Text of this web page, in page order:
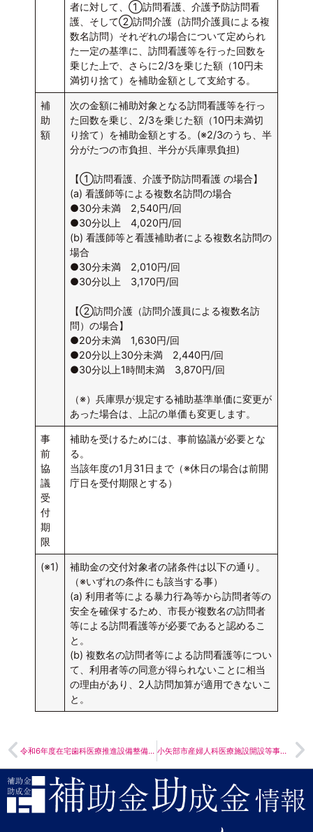
者に対して、①訪問看護、介護予防訪問看
護、そして②訪問介護（訪問介護員による複
数名訪問）それぞれの場合について定められ
た一定の基準に、訪問看護等を行った回数を
乗じた上で、さらに2/3を乗じた額（10円未
満切り捨て）を補助金額として支給する。
補
助
額
次の金額に補助対象となる訪問看護等を行っ
た回数を乗じ、2/3を乗じた額（10円未満切
り捨て）を補助金額とする。(※2/3のうち、半
分がたつの市負担、半分が兵庫県負担)
【①訪問看護、介護予防訪問看護 の場合】
(a) 看護師等による複数名訪問の場合
●30分未満 2,540円/回
●30分以上 4,020円/回
(b) 看護師等と看護補助者による複数名訪問の
場合
●30分未満 2,010円/回
●30分以上 3,170円/回
【②訪問介護（訪問介護員による複数名訪
問）の場合】
●20分未満 1,630円/回
●20分以上30分未満 2,440円/回
●30分以上1時間未満 3,870円/回
（※）兵庫県が規定する補助基準単価に変更が
あった場合は、上記の単価も変更します。
事
前
協
議
受
付
期
限
補助を受けるためには、事前協議が必要とな
る。
当該年度の1月31日まで（※休日の場合は前開
庁日を受付期限とする）
(※1)
補助金の交付対象者の諸条件は以下の通り。
（※いずれの条件にも該当する事）
(a) 利用者等による暴力行為等から訪問者等の
安全を確保するため、市長が複数名の訪問者
等による訪問看護等が必要であると認めるこ
と。
(b) 複数名の訪問者等による訪問看護等につい
て、利用者等の同意が得られないことに相当
の理由があり、2人訪問加算が適用できないこ
と。
令和6年度在宅歯科医療推進設備整備補助金について 小矢部市産婦人科医療施設開設等事業補助金